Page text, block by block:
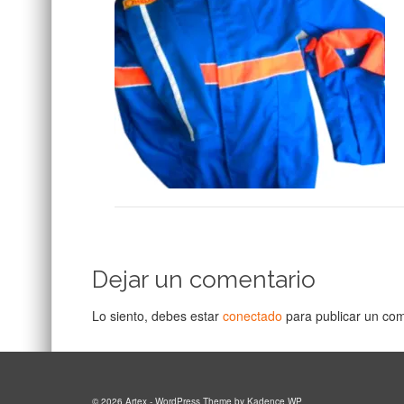
Dejar un comentario
Lo siento, debes estar conectado para publicar un
© 2026 Artex - WordPress Theme by Kadence WP